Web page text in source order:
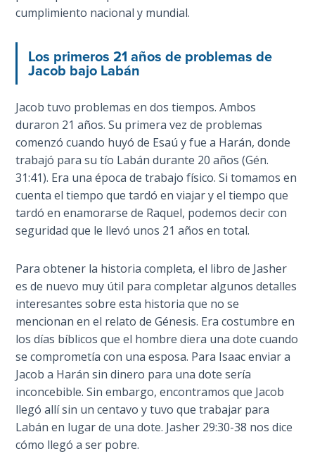
Law - Speech
Deuteronomy:
The Second
8
Deuteronomy:
The Second
Law - Speech
9
Deuteronomy:
Law - Speech
10
The
Judges
Ruth:
Redemption
and
Sonship
Daniel:
cumplimiento nacional y mundial.
Los primeros 21 años de problemas de
Jacob bajo Labán
Jacob tuvo problemas en dos tiempos. Ambos
duraron 21 años. Su primera vez de problemas
comenzó cuando huyó de Esaú y fue a Harán, donde
trabajó para su tío Labán durante 20 años (Gén.
31:41). Era una época de trabajo físico. Si tomamos en
cuenta el tiempo que tardó en viajar y el tiempo que
tardó en enamorarse de Raquel, podemos decir con
seguridad que le llevó unos 21 años en total.
Para obtener la historia completa, el libro de Jasher
es de nuevo muy útil para completar algunos detalles
interesantes sobre esta historia que no se
mencionan en el relato de Génesis. Era costumbre en
los días bíblicos que el hombre diera una dote cuando
se comprometía con una esposa. Para Isaac enviar a
Jacob a Harán sin dinero para una dote sería
inconcebible. Sin embargo, encontramos que Jacob
llegó allí sin un centavo y tuvo que trabajar para
Labán en lugar de una dote. Jasher 29:30-38 nos dice
cómo llegó a ser pobre.